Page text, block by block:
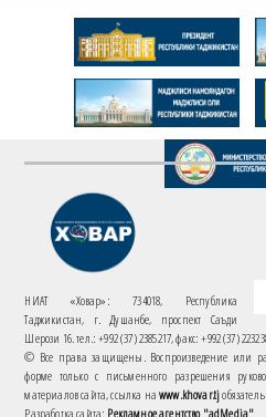
НИАТ «Ховар»: 734018, Республика
Таджикистан, г. Душанбе, проспект Саъди
Шерози 16. тел.: +992 (37) 2385217, факс: +992 (37)
© Все права защищены. Воспроизведение или
форме только с письменного разрешения
материалов сайта, ссылка наwww.khovar.tj
Разработка сайта: Рекламное агентство "adMedia"